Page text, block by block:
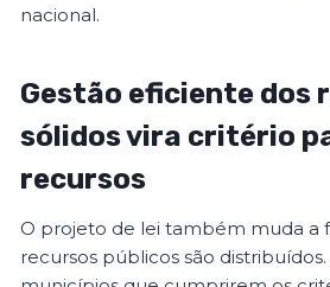
nacional.
Gestão eficiente dos
sólidos vira critério
recursos
O projeto de lei também muda a
recursos públicos são